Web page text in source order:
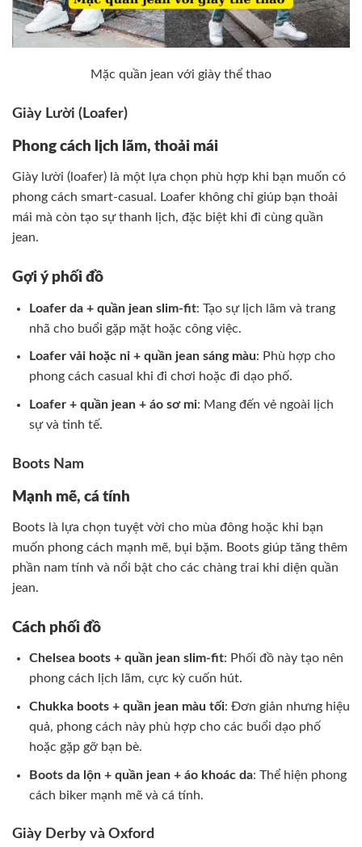
Mặc quần jean với giày thể thao
Giày Lười (Loafer)
Phong cách lịch lãm, thoải mái
Giày lười (loafer) là một lựa chọn phù hợp khi bạn muốn có
phong cách smart-casual. Loafer không chỉ giúp bạn thoải
mái mà còn tạo sự thanh lịch, đặc biệt khi đi cùng quần
jean.
Gợi ý phối đồ
Loafer da + quần jean slim-fit: Tạo sự lịch lãm và trang
nhã cho buổi gặp mặt hoặc công việc.
Loafer vải hoặc nỉ + quần jean sáng màu: Phù hợp cho
phong cách casual khi đi chơi hoặc đi dạo phố.
Loafer + quần jean + áo sơ mi: Mang đến vẻ ngoài lịch
sự và tinh tế.
Boots Nam
Mạnh mẽ, cá tính
Boots là lựa chọn tuyệt vời cho mùa đông hoặc khi bạn
muốn phong cách mạnh mẽ, bụi bặm. Boots giúp tăng thêm
phần nam tính và nổi bật cho các chàng trai khi diện quần
jean.
Cách phối đồ
Chelsea boots + quần jean slim-fit: Phối đồ này tạo nên
phong cách lịch lãm, cực kỳ cuốn hút.
Chukka boots + quần jean màu tối: Đơn giản nhưng hiệu
quả, phong cách này phù hợp cho các buổi dạo phố
hoặc gặp gỡ bạn bè.
Boots da lộn + quần jean + áo khoác da: Thể hiện phong
cách biker mạnh mẽ và cá tính.
Giày Derby và Oxford